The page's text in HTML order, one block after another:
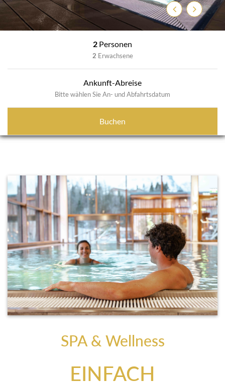
ZurückWeiter
2 Personen
2 Erwachsene
Ankunft-Abreise
Bitte wählen Sie An- und Abfahrtsdatum
Buchen
SPA & Wellness
EINFACH